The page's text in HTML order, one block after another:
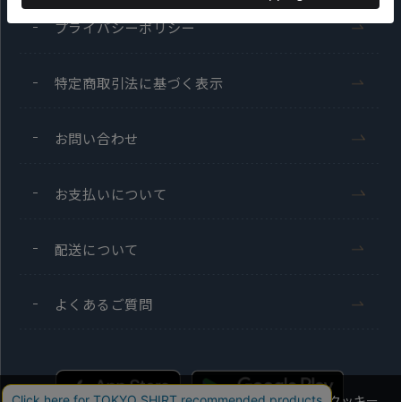
プライバシーポリシー
特定商取引法に基づく表示
お問い合わせ
お支払いについて
配送について
よくあるご質問